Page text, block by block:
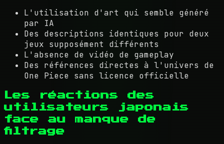
L'utilisation d'art qui semble généré
par IA
Des descriptions identiques pour deux
jeux supposément différents
L'absence de vidéo de gameplay
Des références directes à l'univers de
One Piece sans licence officielle
Les réactions des
utilisateurs japonais
face au manque de
filtrage